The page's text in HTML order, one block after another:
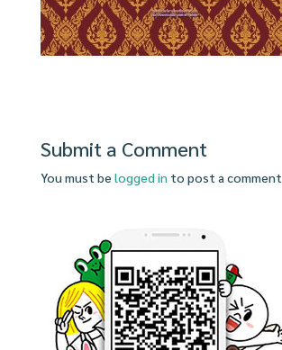
Submit a Comment
You must be logged in to post a